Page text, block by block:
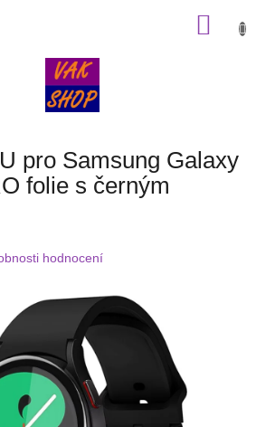
pro Samsung Galaxy
folie s černým
hodnocení